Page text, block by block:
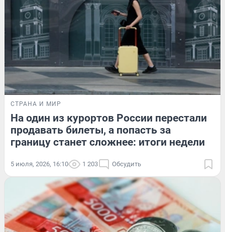
СТРАНА И МИР
На один из курортов России перестали
продавать билеты, а попасть за
границу станет сложнее: итоги недели
5 июля, 2026, 16:10 1 203 Обсудить